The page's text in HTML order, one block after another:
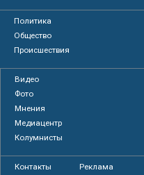
Политика
Общество
Происшествия
Видео
Фото
Мнения
Медиацентр
Колумнисты
Контакты Реклама